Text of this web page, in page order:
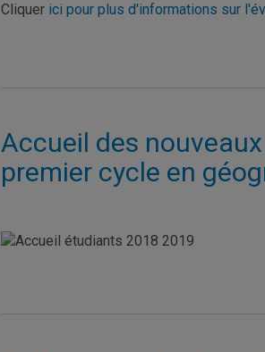
Cliquer ici pour plus d'informations sur
Accueil des
premier cycle en